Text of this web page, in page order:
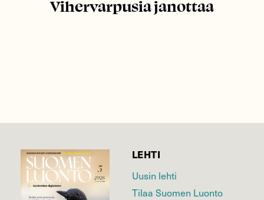
Vihervarpusia janottaa
LEHTI
Uusin lehti
Tilaa Suomen Luonto